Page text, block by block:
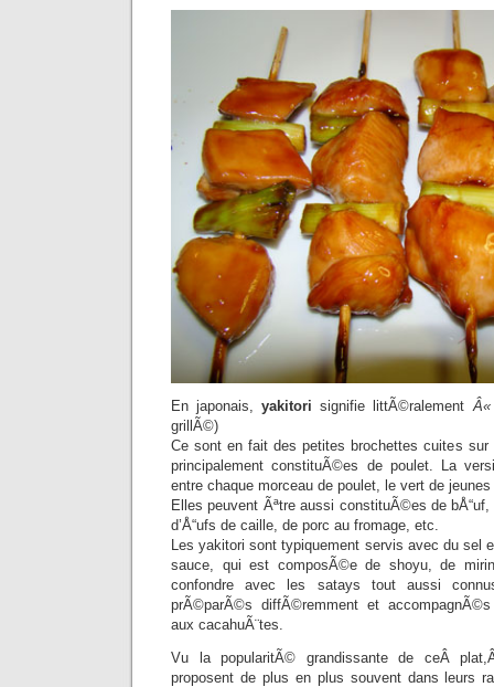
En japonais,yakitori signifie littÃ©ralement
grillÃ©)
Ce sont en fait des petites brochettes cuites sur
principalement constituÃ©es de poulet. La
entre chaque morceau de poulet, le vert de
Elles peuvent Ãªtre aussi constituÃ©es de
d’Å“ufs de caille, de porc au fromage, etc.
Les yakitori sont typiquement servis avec du sel
sauce, qui est composÃ©e de shoyu, de
confondre avec les satays tout aussi
prÃ©parÃ©s diffÃ©remment et
aux cacahuÃ¨tes.
Vu la popularitÃ© grandissante de ceÂ
proposent de plus en plus souvent dans leurs